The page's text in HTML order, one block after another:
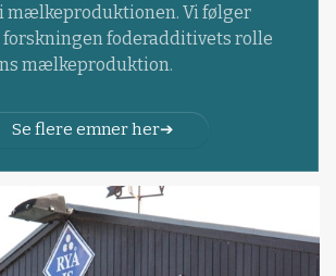
mælkeproduktionen. Vi følger
forskningen foderadditivets rolle
mælkeproduktion.
Se flere emner her